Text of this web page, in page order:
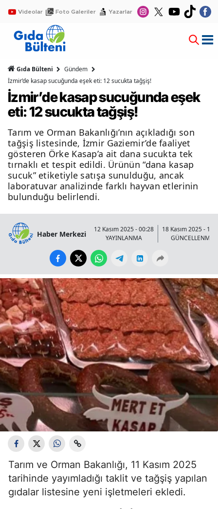
Videolar Foto Galeriler Yazarlar
Gıda Bülteni
Gündem
İzmir’de kasap sucuğunda eşek eti: 12 sucukta tağşiş!
İzmir’de kasap sucuğunda eşek
eti: 12 sucukta tağşiş!
Tarım ve Orman Bakanlığı’nın açıkladığı son
tağşiş listesinde, İzmir Gaziemir’de faaliyet
gösteren Örke Kasap’a ait dana sucukta tek
tırnaklı et tespit edildi. Ürünün “dana kasap
sucuk” etiketiyle satışa sunulduğu, ancak
laboratuvar analizinde farklı hayvan etlerinin
bulunduğu belirlendi.
Haber Merkezi
12 Kasım 2025 - 00:28
YAYINLANMA
18 Kasım 2025 -
GÜNCELLENME
Tarım ve Orman Bakanlığı, 11 Kasım 2025
tarihinde yayımladığı taklit ve tağşiş yapılan
gıdalar listesine yeni işletmeleri ekledi.